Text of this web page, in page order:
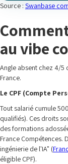
Source : Swanbase
au vibe
Angle absent chez 4/
France.
Le CPF (Compte
Tout salarié cumule
qualifiés). Ces droits
des formations
France Compétences.
ingénierie de l'IA" (
éligible CPF).